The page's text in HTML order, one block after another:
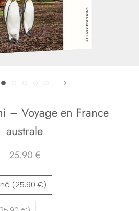
– Voyage en France
australe
25.90 €
(25.90 €)